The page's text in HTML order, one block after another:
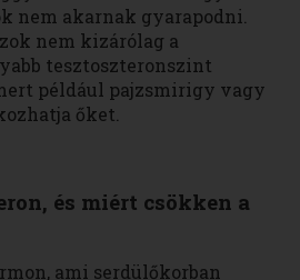
nem akarnak gyarapodni.
nem kizárólag a
tesztoszteronszint
például pajzsmirigy vagy
őket.
és miért csökken a
ami serdülőkorban